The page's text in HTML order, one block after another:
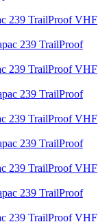
239 TrailProof VHF
239 TrailProof VHF
239 TrailProof VHF
239 TrailProof VHF
239 TrailProof VHF